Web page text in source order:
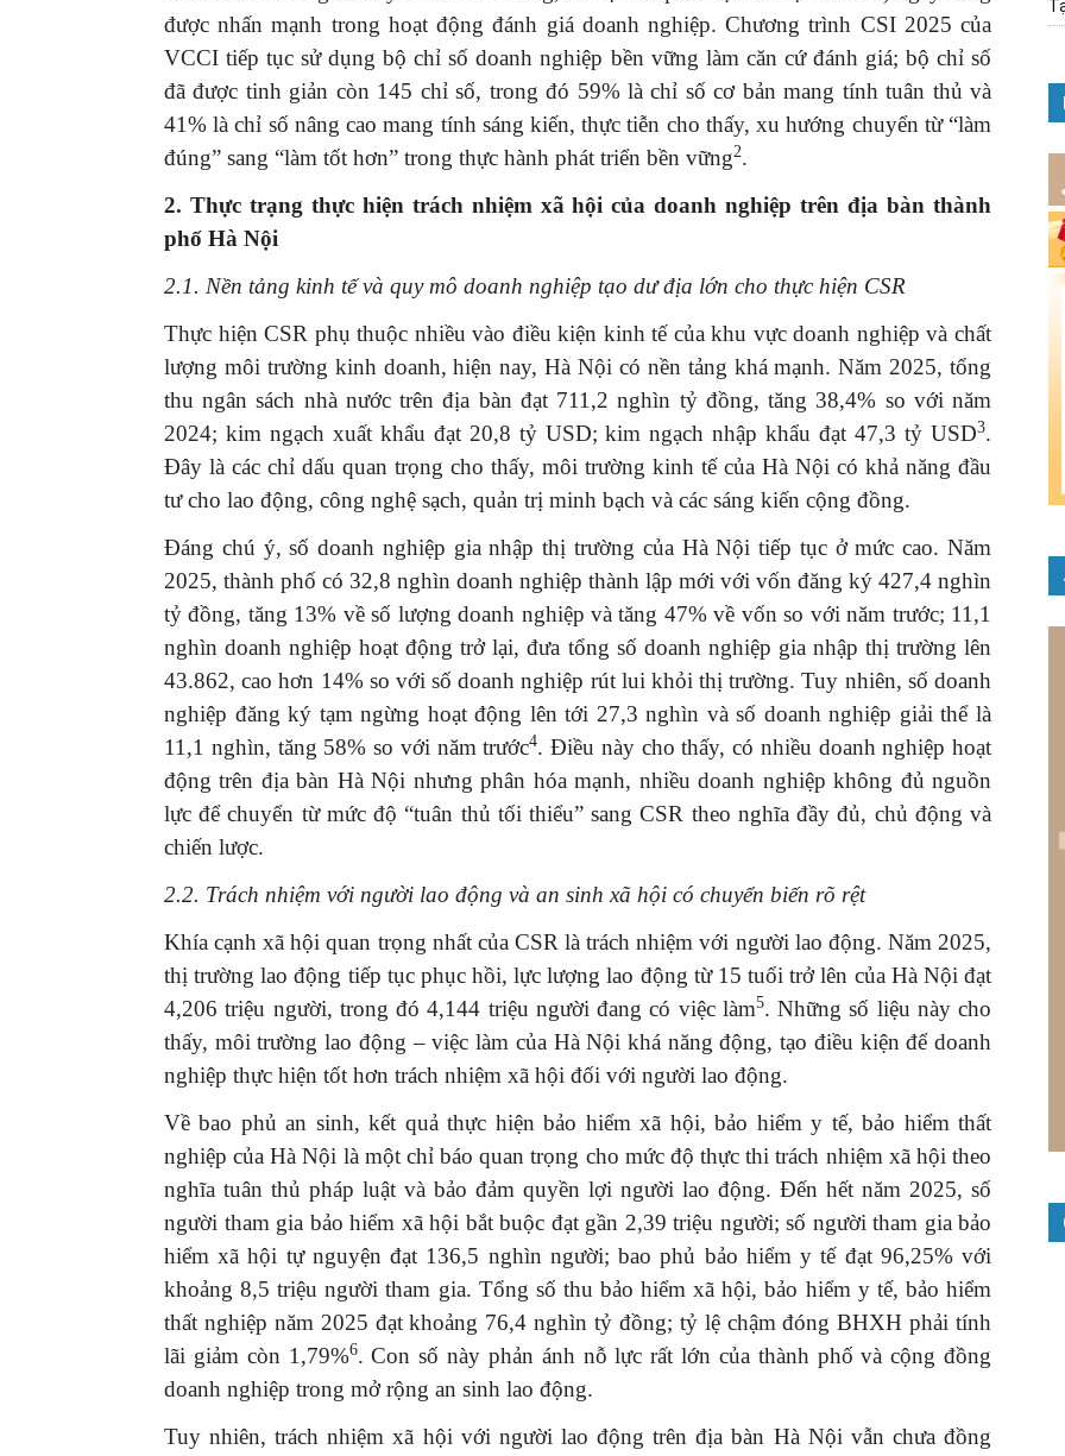
được nhấn mạnh trong hoạt động đánh giá doanh nghiệp. Chương trình CSI 2025 của
VCCI tiếp tục sử dụng bộ chỉ số doanh nghiệp bền vững làm căn cứ đánh giá; bộ chỉ số
đã được tinh giản còn 145 chỉ số, trong đó 59% là chỉ số cơ bản mang tính tuân thủ và
41% là chỉ số nâng cao mang tính sáng kiến, thực tiễn cho thấy, xu hướng chuyển từ “làm
đúng” sang “làm tốt hơn” trong thực hành phát triển bền vững2.
2. Thực trạng thực hiện trách nhiệm xã hội của doanh nghiệp trên địa bàn thành
phố Hà Nội
2.1. Nền tảng kinh tế và quy mô doanh nghiệp tạo dư địa lớn cho thực hiện CSR
Thực hiện CSR phụ thuộc nhiều vào điều kiện kinh tế của khu vực doanh nghiệp và chất
lượng môi trường kinh doanh, hiện nay, Hà Nội có nền tảng khá mạnh. Năm 2025, tổng
thu ngân sách nhà nước trên địa bàn đạt 711,2 nghìn tỷ đồng, tăng 38,4% so với năm
2024; kim ngạch xuất khẩu đạt 20,8 tỷ USD; kim ngạch nhập khẩu đạt 47,3 tỷ USD3.
Đây là các chỉ dấu quan trọng cho thấy, môi trường kinh tế của Hà Nội có khả năng đầu
tư cho lao động, công nghệ sạch, quản trị minh bạch và các sáng kiến cộng đồng.
Đáng chú ý, số doanh nghiệp gia nhập thị trường của Hà Nội tiếp tục ở mức cao. Năm
2025, thành phố có 32,8 nghìn doanh nghiệp thành lập mới với vốn đăng ký 427,4 nghìn
tỷ đồng, tăng 13% về số lượng doanh nghiệp và tăng 47% về vốn so với năm trước; 11,1
nghìn doanh nghiệp hoạt động trở lại, đưa tổng số doanh nghiệp gia nhập thị trường lên
43.862, cao hơn 14% so với số doanh nghiệp rút lui khỏi thị trường. Tuy nhiên, số doanh
nghiệp đăng ký tạm ngừng hoạt động lên tới 27,3 nghìn và số doanh nghiệp giải thể là
11,1 nghìn, tăng 58% so với năm trước4. Điều này cho thấy, có nhiều doanh nghiệp hoạt
động trên địa bàn Hà Nội nhưng phân hóa mạnh, nhiều doanh nghiệp không đủ nguồn
lực để chuyển từ mức độ “tuân thủ tối thiểu” sang CSR theo nghĩa đầy đủ, chủ động và
chiến lược.
2.2. Trách nhiệm với người lao động và an sinh xã hội có chuyển biến rõ rệt
Khía cạnh xã hội quan trọng nhất của CSR là trách nhiệm với người lao động. Năm 2025,
thị trường lao động tiếp tục phục hồi, lực lượng lao động từ 15 tuổi trở lên của Hà Nội đạt
4,206 triệu người, trong đó 4,144 triệu người đang có việc làm5. Những số liệu này cho
thấy, môi trường lao động – việc làm của Hà Nội khá năng động, tạo điều kiện để doanh
nghiệp thực hiện tốt hơn trách nhiệm xã hội đối với người lao động.
Về bao phủ an sinh, kết quả thực hiện bảo hiểm xã hội, bảo hiểm y tế, bảo hiểm thất
nghiệp của Hà Nội là một chỉ báo quan trọng cho mức độ thực thi trách nhiệm xã hội theo
nghĩa tuân thủ pháp luật và bảo đảm quyền lợi người lao động. Đến hết năm 2025, số
người tham gia bảo hiểm xã hội bắt buộc đạt gần 2,39 triệu người; số người tham gia bảo
hiểm xã hội tự nguyện đạt 136,5 nghìn người; bao phủ bảo hiểm y tế đạt 96,25% với
khoảng 8,5 triệu người tham gia. Tổng số thu bảo hiểm xã hội, bảo hiểm y tế, bảo hiểm
thất nghiệp năm 2025 đạt khoảng 76,4 nghìn tỷ đồng; tỷ lệ chậm đóng BHXH phải tính
lãi giảm còn 1,79%6. Con số này phản ánh nỗ lực rất lớn của thành phố và cộng đồng
doanh nghiệp trong mở rộng an sinh lao động.
Tuy nhiên, trách nhiệm xã hội với người lao động trên địa bàn Hà Nội vẫn chưa đồng